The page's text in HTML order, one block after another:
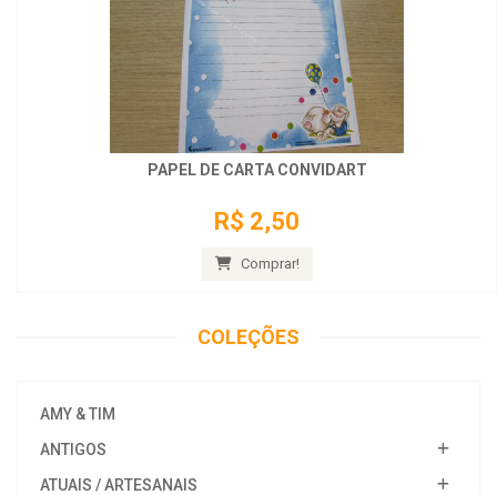
PAPEL DE CARTA CONVIDART
R$ 2,50
Comprar!
COLEÇÕES
AMY & TIM
ANTIGOS
ATUAIS / ARTESANAIS